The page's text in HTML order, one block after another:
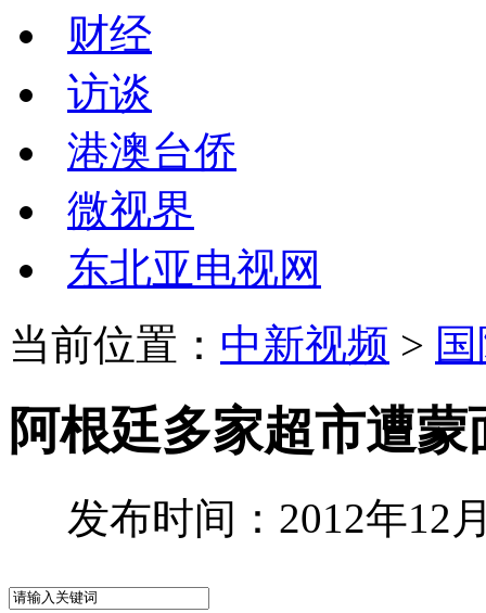
财经
访谈
港澳台侨
微视界
东北亚电视网
当前位置： 中新视频 >
阿根廷多家超市遭
发布时间：2012年12